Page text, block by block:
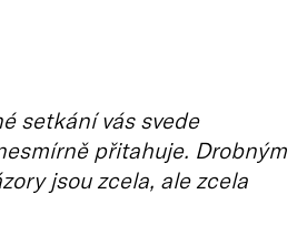
setkání vás svede
přitahuje. Drobným
jsou zcela, ale zcela